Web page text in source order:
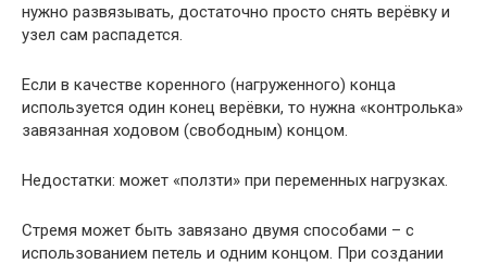
нужно развязывать, достаточно просто снять верёвку и
узел сам распадется.
Если в качестве коренного (нагруженного) конца
используется один конец верёвки, то нужна «контролька»
завязанная ходовом (свободным) концом.
Недостатки: может «ползти» при переменных нагрузках.
Стремя может быть завязано двумя способами – с
использованием петель и одним концом. При создании